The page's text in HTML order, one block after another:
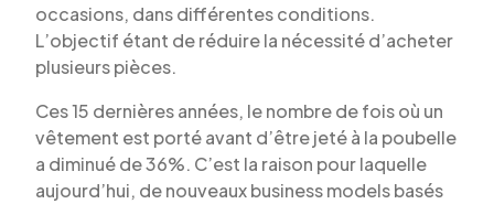
occasions, dans différentes conditions.
L’objectif étant de réduire la nécessité d’acheter
plusieurs pièces.
Ces 15 dernières années, le nombre de fois où un
vêtement est porté avant d’être jeté à la poubelle
a diminué de 36%. C’est la raison pour laquelle
aujourd’hui, de nouveaux business models basés